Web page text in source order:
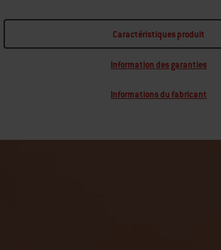
Caractéristiques produit
Information des garanties
Informations du fabricant